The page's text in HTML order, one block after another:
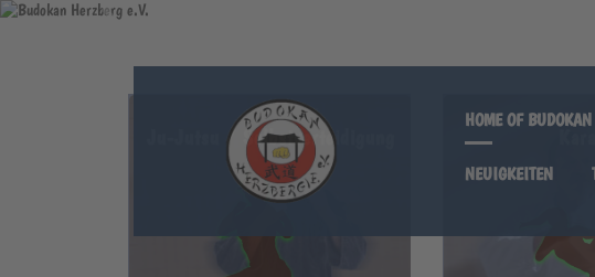
HOME OF
NEUIGKEITEN
P
Ju-Jutsu / Selbstverteidigung